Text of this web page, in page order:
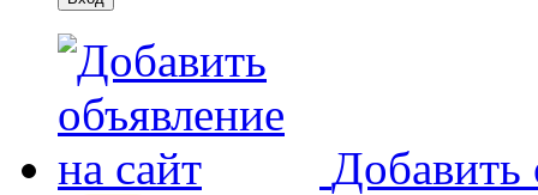
Добавить